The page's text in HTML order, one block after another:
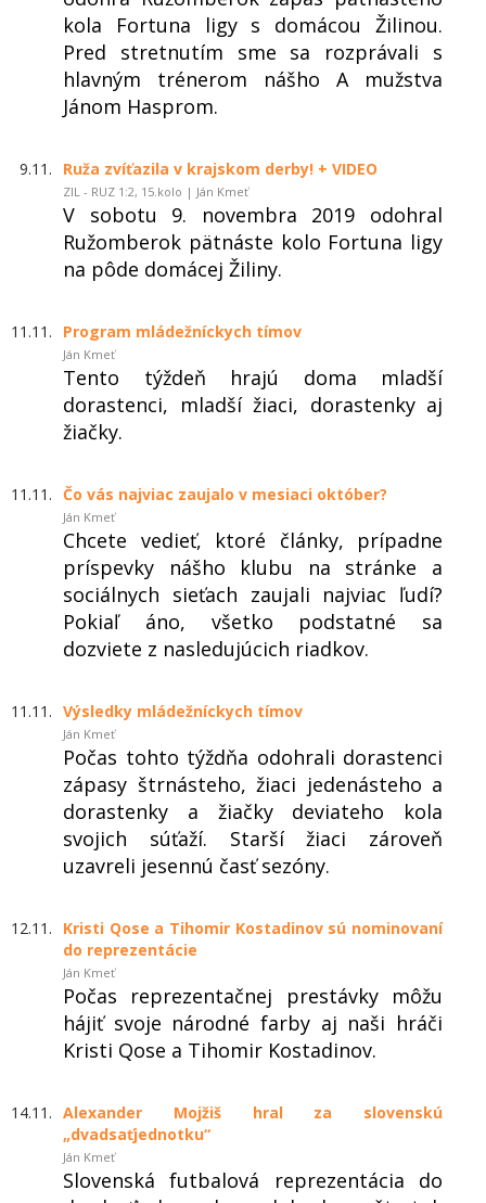
kola Fortuna ligy s domácou Žilinou.
Pred stretnutím sme sa rozprávali s
hlavným trénerom nášho A mužstva
Jánom Hasprom.
9.11. Ruža zvíťazila v krajskom derby! + VIDEO
ZIL - RUZ 1:2, 15.kolo | Ján Kmeť
V sobotu 9. novembra 2019 odohral
Ružomberok pätnáste kolo Fortuna ligy
na pôde domácej Žiliny.
11.11. Program mládežníckych tímov
Ján Kmeť
Tento týždeň hrajú doma mladší
dorastenci, mladší žiaci, dorastenky aj
žiačky.
11.11. Čo vás najviac zaujalo v mesiaci október?
Ján Kmeť
Chcete vedieť, ktoré články, prípadne
príspevky nášho klubu na stránke a
sociálnych sieťach zaujali najviac ľudí?
Pokiaľ áno, všetko podstatné sa
dozviete z nasledujúcich riadkov.
11.11. Výsledky mládežníckych tímov
Ján Kmeť
Počas tohto týždňa odohrali dorastenci
zápasy štrnásteho, žiaci jedenásteho a
dorastenky a žiačky deviateho kola
svojich súťaží. Starší žiaci zároveň
uzavreli jesennú časť sezóny.
12.11.
Kristi Qose a Tihomir Kostadinov sú nominovaní
do reprezentácie
Ján Kmeť
Počas reprezentačnej prestávky môžu
hájiť svoje národné farby aj naši hráči
Kristi Qose a Tihomir Kostadinov.
14.11. Alexander Mojžiš hral za slovenskú
„dvadsaťjednotku“
Ján Kmeť
Slovenská futbalová reprezentácia do